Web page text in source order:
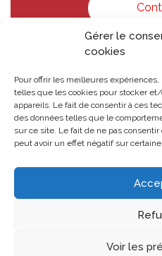
Gérer le
cookies
Pour offrir les meilleures
telles que les cookies pour stocker
appareils. Le fait de consentir à ces
des données telles que le
sur ce site. Le fait de ne pas
peut avoir un effet négatif sur
Voir les
COPYRIGHT © GROUPE-
POLITIQUE DE